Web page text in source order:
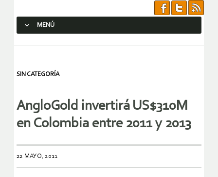
MENÚ
SIN CATEGORÍA
AngloGold invertirá US$310M
en Colombia entre 2011 y 2013
22 MAYO, 2011